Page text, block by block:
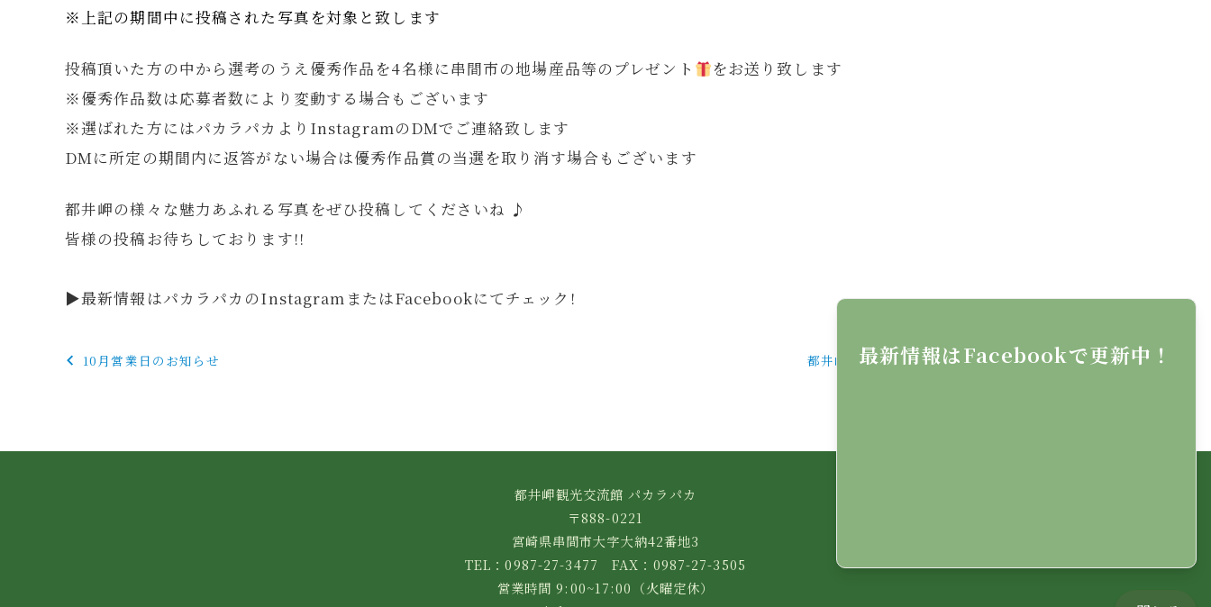
※上記の期間中に投稿された写真を対象と致します
投稿頂いた方の中から選考のうえ優秀作品を4名様に串間市の地場産品等のプレゼント
をお送り致します
※優秀作品数は応募者数により変動する場合もございます
※選ばれた方にはパカラパカよりInstagramのDMでご連絡致します ⁡
DMに所定の期間内に返答がない場合は優秀作品賞の当選を取り消す場合もございます
都井岬の様々な魅力あふれる写真をぜひ投稿してくださいね ♪
皆様の投稿お待ちしております!!
▶最新情報はパカラパカのInstagramまたはFacebookにてチェック!
投
ビ
10月営業日のお知らせ 都井岬フォトコンテスト2025｢2nd｣ 審査結果発表♪
都井岬観光交流館 パカラパカ
〒888-0221
宮崎県串間市大字大納42番地3
TEL：0987-27-3477 FAX：0987-27-3505
営業時間 9:00~17:00（火曜定休）
最新情報はFacebookで更新中！